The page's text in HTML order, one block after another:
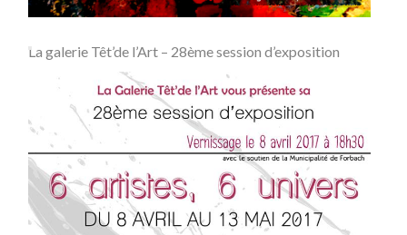
La galerie Têt’de l’Art – 28ème session d’exposition